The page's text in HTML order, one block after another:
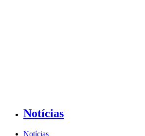
Notícias
Notícias